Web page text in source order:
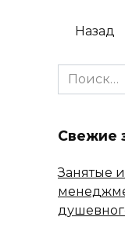
ПагинацияНазад
Search
for:
Свежие
Занятые